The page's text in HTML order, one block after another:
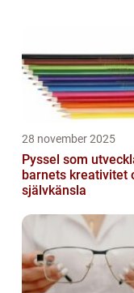
28 november 2025
Pyssel som
barnets kreativitet
självkänsla